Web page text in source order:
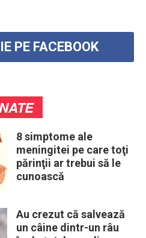
PE FACEBOOK
8 simptome ale
meningitei pe care toţi
părinţii ar trebui să le
cunoască
Au crezut că salvează
un câine dintr-un râu